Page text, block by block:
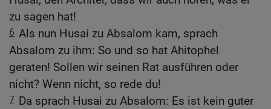
zu sagen hat!
6 Als nun Husai zu Absalom kam, sprach
Absalom zu ihm: So und so hat Ahitophel
geraten! Sollen wir seinen Rat ausführen oder
nicht? Wenn nicht, so rede du!
7 Da sprach Husai zu Absalom: Es ist kein guter